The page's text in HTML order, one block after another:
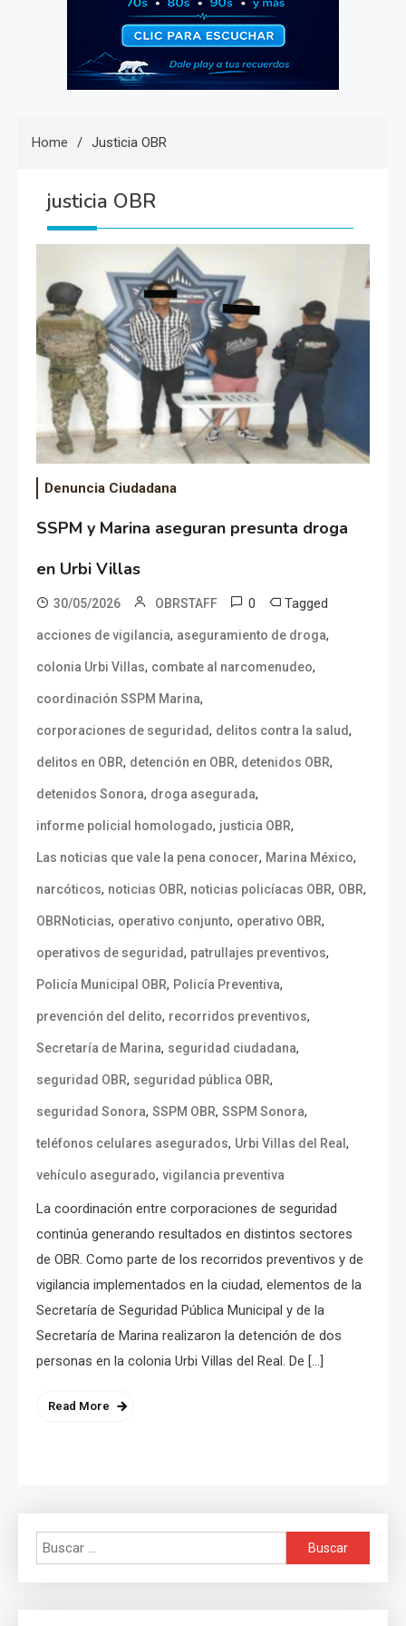
Home Justicia OBR
justicia OBR
Denuncia Ciudadana
SSPM y Marina aseguran presunta droga
en Urbi Villas
30/05/2026 OBRSTAFF 0 Tagged
acciones de vigilancia, aseguramiento de droga,
colonia Urbi Villas, combate al narcomenudeo,
coordinación SSPM Marina,
corporaciones de seguridad, delitos contra la salud,
delitos en OBR, detención en OBR, detenidos OBR,
detenidos Sonora, droga asegurada,
informe policial homologado, justicia OBR,
Las noticias que vale la pena conocer, Marina México,
narcóticos, noticias OBR, noticias policíacas OBR, OBR,
OBRNoticias, operativo conjunto, operativo OBR,
operativos de seguridad, patrullajes preventivos,
Policía Municipal OBR, Policía Preventiva,
prevención del delito, recorridos preventivos,
Secretaría de Marina, seguridad ciudadana,
seguridad OBR, seguridad pública OBR,
seguridad Sonora, SSPM OBR, SSPM Sonora,
teléfonos celulares asegurados, Urbi Villas del Real ,
vehículo asegurado, vigilancia preventiva
La coordinación entre corporaciones de seguridad
continúa generando resultados en distintos sectores
de OBR. Como parte de los recorridos preventivos y de
vigilancia implementados en la ciudad, elementos de la
Secretaría de Seguridad Pública Municipal y de la
Secretaría de Marina realizaron la detención de dos
personas en la colonia Urbi Villas del Real. De […]
Read More
Buscar: